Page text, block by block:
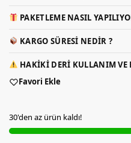
PAKETLEME NASIL
KARGO SÜRESI NEDIR ?
HAKIKI DERI KULLANIM VE
Favori Ekle
30'den az ürün kaldı!